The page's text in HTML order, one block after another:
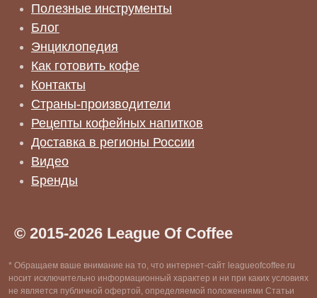
Полезные инструменты
Блог
Энциклопедия
Как готовить кофе
Контакты
Страны-производители
Рецепты кофейных напитков
Доставка в регионы России
Видео
Бренды
© 2015-2026 League Of Coffee
* Обращаем ваше внимание на то, что интернет-сайт leagueofcoffee.ru
носит исключительно информационный характер и ни при каких условиях
не является публичной офертой, определяемой положениями Статьи